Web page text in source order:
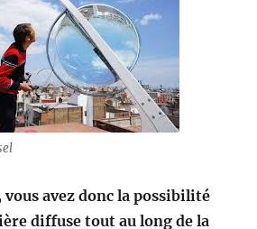
vous avez donc la possibilité
diffuse tout au long de la